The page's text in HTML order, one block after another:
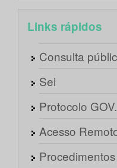
Links rápidos
Consulta
Sei
Protocolo
Acesso